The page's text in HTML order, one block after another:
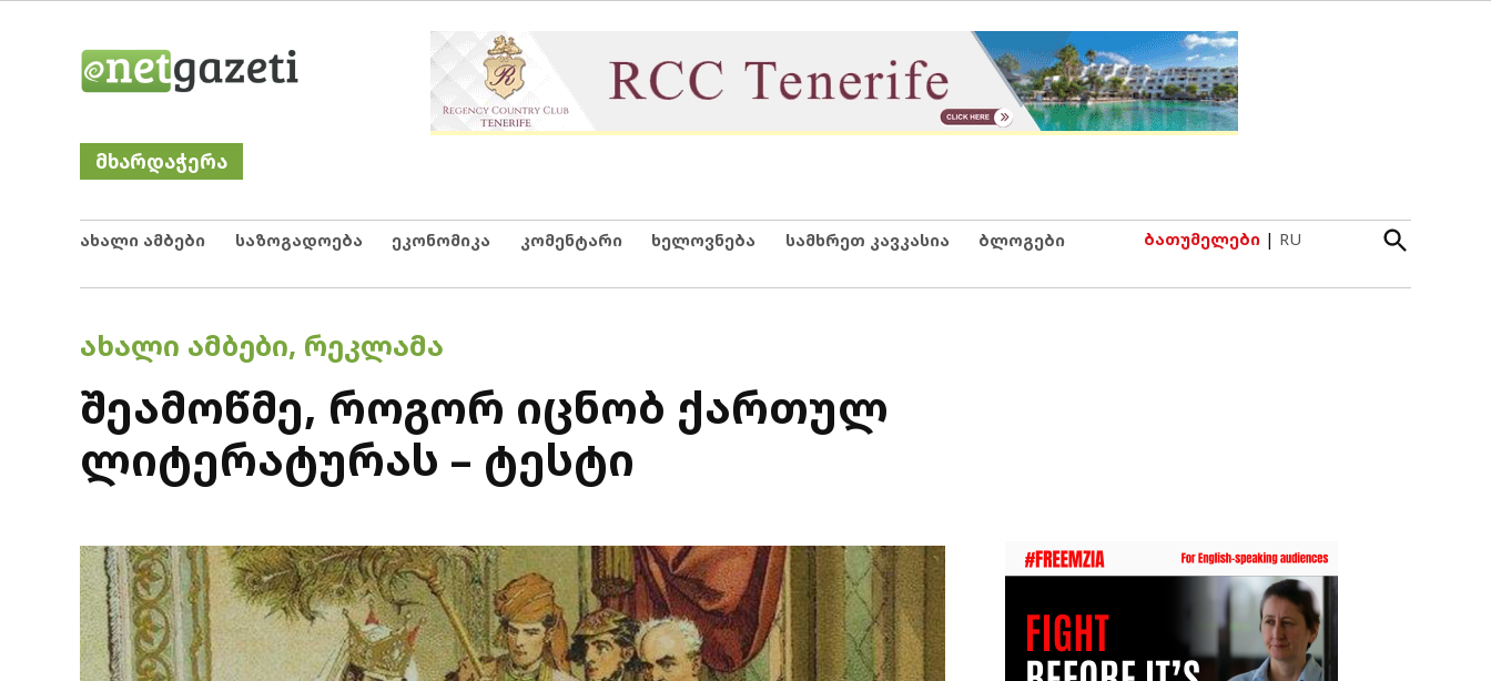
Netgazeti
მხარდაჭერა
ახალი ამბები საზოგადოება ეკონომიკა კომენტარი ხელოვნება სამხრეთ კავკასია ბლოგები ბათუმელები | RU
Open
Search
POSTED
ᲐᲮᲐᲚᲘ ᲐᲛᲑᲔᲑᲘ, ᲠᲔᲙᲚᲐᲛᲐ
შეამოწმე, როგორ იცნობ ქართულ
ლიტერატურას – ტესტი